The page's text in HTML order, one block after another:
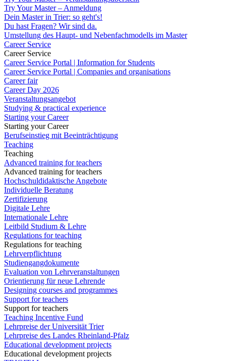
Try Your Master – Anmeldung
Dein Master in Trier: so geht's!
Du hast Fragen? Wir sind da.
Umstellung des Haupt- und Nebenfachmodells im Master
Career Service
Career Service
Career Service Portal | Information for Students
Career Service Portal | Companies and organisations
Career fair
Career Day 2026
Veranstaltungsangebot
Studying & practical experience
Starting your Career
Starting your Career
Berufseinstieg mit Beeinträchtigung
Teaching
Teaching
Advanced training for teachers
Advanced training for teachers
Hochschuldidaktische Angebote
Individuelle Beratung
Zertifizierung
Digitale Lehre
Internationale Lehre
Leitbild Studium & Lehre
Regulations for teaching
Regulations for teaching
Lehrverpflichtung
Studiengangdokumente
Evaluation von Lehrveranstaltungen
Orientierung für neue Lehrende
Designing courses and programmes
Support for teachers
Support for teachers
Teaching Incentive Fund
Lehrpreise der Universität Trier
Lehrpreise des Landes Rheinland-Pfalz
Educational development projects
Educational development projects